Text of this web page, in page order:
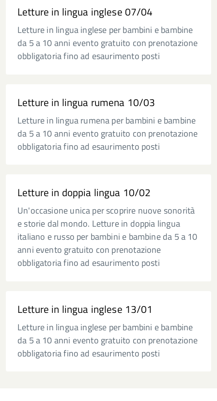
Letture in lingua inglese 07/04
Letture in lingua inglese per bambini e bambine
da 5 a 10 anni evento gratuito con prenotazione
obbligatoria fino ad esaurimento posti
Letture in lingua rumena 10/03
Letture in lingua rumena per bambini e bambine
da 5 a 10 anni evento gratuito con prenotazione
obbligatoria fino ad esaurimento posti
Letture in doppia lingua 10/02
Un'occasione unica per scoprire nuove sonorità
e storie dal mondo. Letture in doppia lingua
italiano e russo per bambini e bambine da 5 a 10
anni evento gratuito con prenotazione
obbligatoria fino ad esaurimento posti
Letture in lingua inglese 13/01
Letture in lingua inglese per bambini e bambine
da 5 a 10 anni evento gratuito con prenotazione
obbligatoria fino ad esaurimento posti